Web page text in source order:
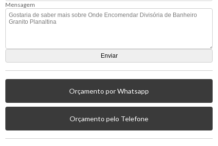
Mensagem
Orçamento por Whatsapp
Orçamento pelo Telefone